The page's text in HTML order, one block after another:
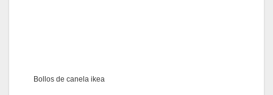
Bollos de canela ikea